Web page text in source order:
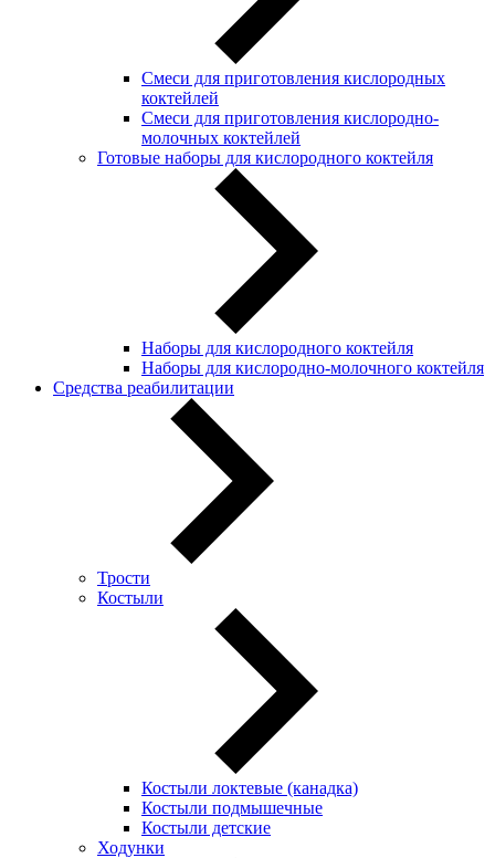
Смеси для приготовления кислородных
коктейлей
Смеси для приготовления кислородно-
молочных коктейлей
Готовые наборы для кислородного коктейля
Наборы для кислородного коктейля
Наборы для кислородно-молочного коктейля
Средства реабилитации
Трости
Костыли
Костыли локтевые (канадка)
Костыли подмышечные
Костыли детские
Ходунки